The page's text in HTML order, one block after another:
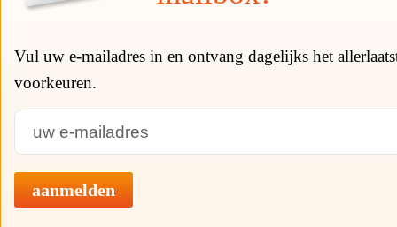
Vul uw e-mailadres in en ontvang dagelijks het
voorkeuren.
aanmelden